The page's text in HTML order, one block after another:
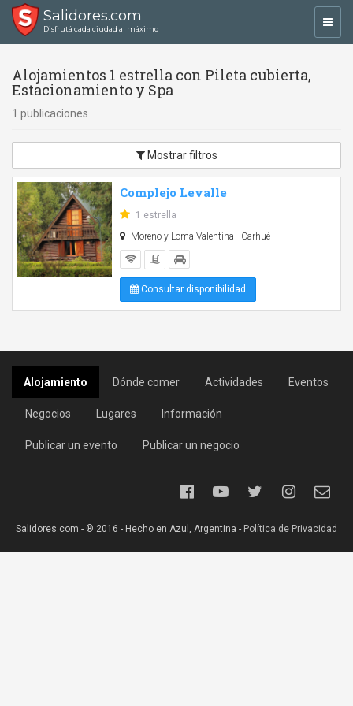
Salidores.com
Disfrutá cada ciudad al máximo
Alojamientos 1 estrella con Pileta cubierta,
Estacionamiento y Spa
1 publicaciones
Mostrar filtros
Complejo Levalle
1 estrella
Moreno y Loma Valentina - Carhué
Consultar disponibilidad
Alojamiento Dónde comer Actividades Eventos
Negocios Lugares Información
Publicar un evento Publicar un negocio
Salidores.com - ® 2016 - Hecho en Azul, Argentina - Política de Privacidad